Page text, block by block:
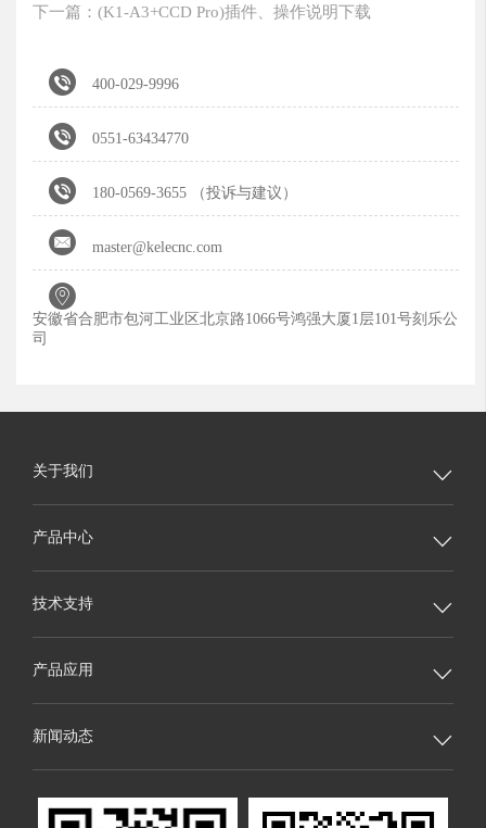
下一篇：(K1-A3+CCD Pro)插件、操作说明下载
 400-029-9996
 0551-63434770
 180-0569-3655 （投诉与建议）
 master@kelecnc.com

安徽省合肥市包河工业区北京路1066号鸿强大厦1层101号刻乐公
司
关于我们 
产品中心 
技术支持 
产品应用 
新闻动态 